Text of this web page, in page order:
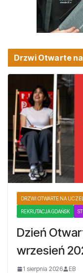
Drzwi Otwarte
DRZWI OTWARTE NA
REKRUTACJA GDAŃSK
Dzień
wrzesień
1 sierpnia 2026 EB